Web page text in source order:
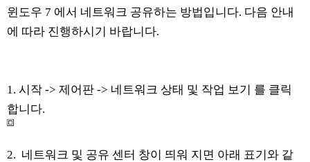
윈도우 7 에서 네트워크 공유하는 방법입니다. 다음 안내
에 따라 진행하시기 바랍니다.
1. 시작 -> 제어판 -> 네트워크 상태 및 작업 보기 를 클릭
합니다.
2. 네트워크 및 공유 센터 창이 띄워 지면 아래 표기와 같